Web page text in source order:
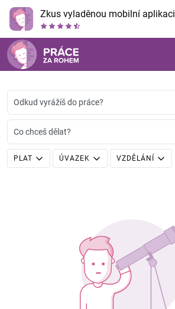
Zkus vyladěnou mobilní aplikaci
Odkud vyrážíš do práce?
Co chceš dělat?
PLAT ÚVAZEK VZDĚLÁNÍ